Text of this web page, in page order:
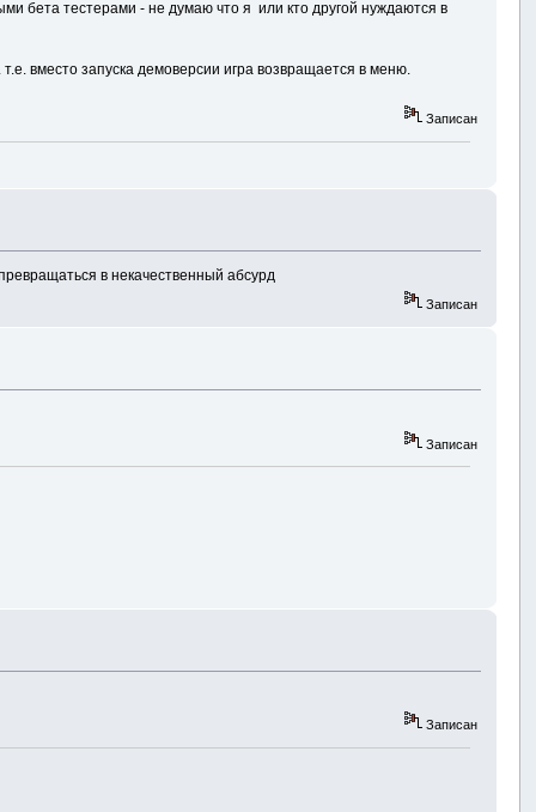
бета тестерами - не думаю что я или кто другой нуждаются в
вместо запуска демоверсии игра возвращается в меню.
Записан
в некачественный абсурд
Записан
Записан
Записан